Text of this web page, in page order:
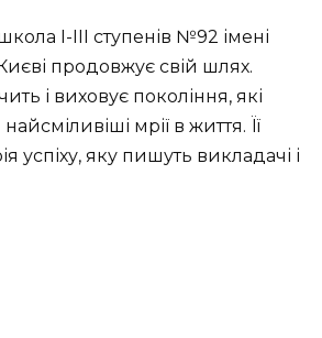
І-ІІІ ступенів №92 імені
продовжує свій шлях.
і виховує покоління, які
мрії в життя. Її
успіху, яку пишуть викладачі і